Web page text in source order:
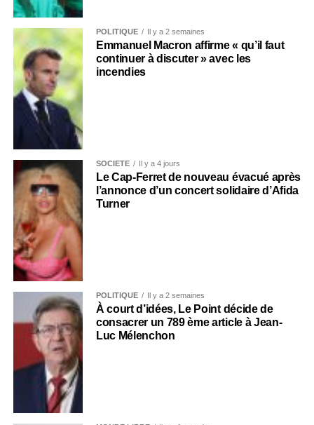
POLITIQUE Il y a 2 semaines
Emmanuel Macron affirme « qu’il faut
continuer à discuter » avec les
incendies
SOCIÉTÉ Il y a 4 jours
Le Cap-Ferret de nouveau évacué après
l’annonce d’un concert solidaire d’Afida
Turner
POLITIQUE Il y a 2 semaines
À court d’idées, Le Point décide de
consacrer un 789 ème article à Jean-
Luc Mélenchon